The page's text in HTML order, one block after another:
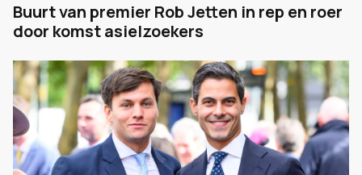
Buurt van premier Rob Jetten in rep en roer
door komst asielzoekers